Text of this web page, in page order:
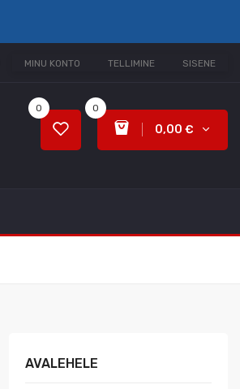
MINU KONTO TELLIMINE SISENE
0
0,00 €
0
AVALEHELE